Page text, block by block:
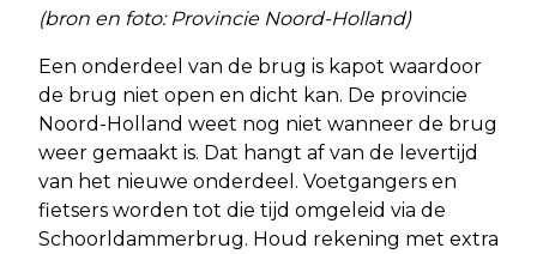
(bron en foto: Provincie Noord-Holland)
Een onderdeel van de brug is kapot waardoor
de brug niet open en dicht kan. De provincie
Noord-Holland weet nog niet wanneer de brug
weer gemaakt is. Dat hangt af van de levertijd
van het nieuwe onderdeel. Voetgangers en
fietsers worden tot die tijd omgeleid via de
Schoorldammerbrug. Houd rekening met extra